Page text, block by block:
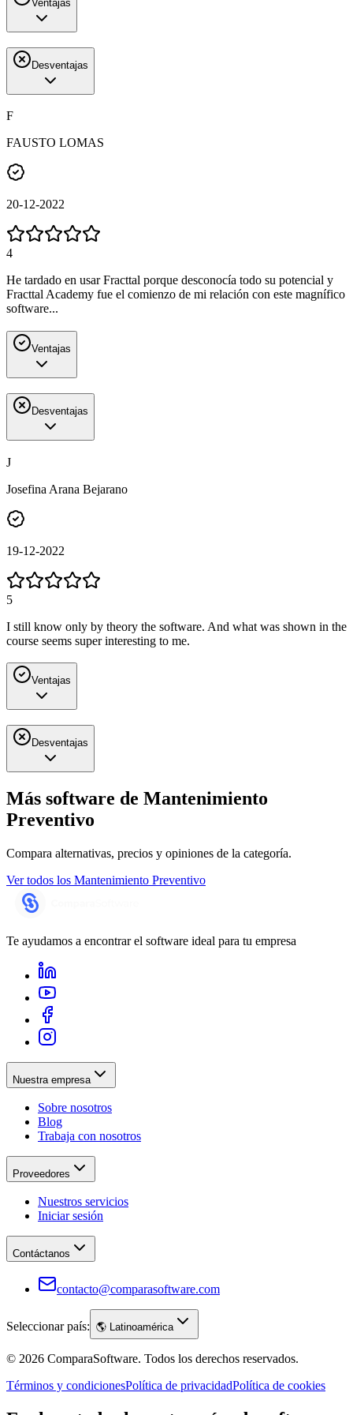
Ventajas
Desventajas
F
FAUSTO LOMAS
20-12-2022
4
He tardado en usar Fracttal porque desconocía todo su potencial y
Fracttal Academy fue el comienzo de mi relación con este magnífico
software...
Ventajas
Desventajas
J
Josefina Arana Bejarano
19-12-2022
5
I still know only by theory the software. And what was shown in the
course seems super interesting to me.
Ventajas
Desventajas
Más software de Mantenimiento
Preventivo
Compara alternativas, precios y opiniones de la categoría.
Ver todos los Mantenimiento Preventivo
Te ayudamos a encontrar el software ideal para tu empresa
Nuestra empresa
Sobre nosotros
Blog
Trabaja con nosotros
Proveedores
Nuestros servicios
Iniciar sesión
Contáctanos
contacto@comparasoftware.com
Seleccionar país: 🌎 Latinoamérica
© 2026 ComparaSoftware. Todos los derechos reservados.
Términos y condicionesPolítica de privacidadPolítica de cookies